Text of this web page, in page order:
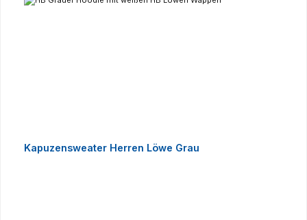
Kapuzensweater Herren Löwe Grau